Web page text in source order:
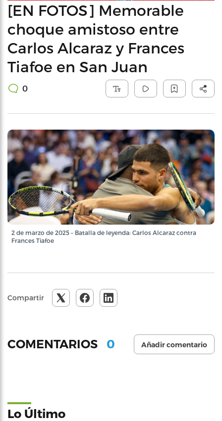
[EN FOTOS] Memorable
choque amistoso entre
Carlos Alcaraz y Frances
Tiafoe en San Juan
0
2 de marzo de 2025 – Batalla de leyenda: Carlos Alcaraz contra
Frances Tiafoe
Compartir
COMENTARIOS 0 Añadir comentario
Lo Último